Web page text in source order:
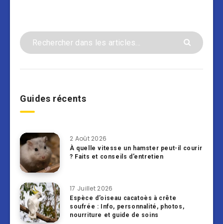
Guides récents
2 Août 2026
À quelle vitesse un hamster peut-il courir
? Faits et conseils d’entretien
17 Juillet 2026
Espèce d’oiseau cacatoès à crête
soufrée : Info, personnalité, photos,
nourriture et guide de soins